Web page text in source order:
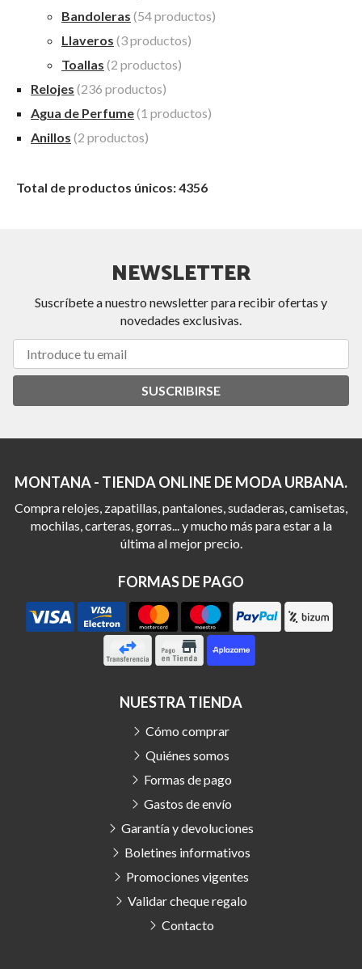
Bandoleras (54 productos)
Llaveros (3 productos)
Toallas (2 productos)
Relojes (236 productos)
Agua de Perfume(1 productos)
Anillos (2 productos)
Total de productos únicos: 4356
NEWSLETTER
Suscríbete a nuestro newsletter para recibir ofertas y
novedades exclusivas.
SUSCRIBIRSE
MONTANA - TIENDA ONLINE DE MODA URBANA.
Compra relojes, zapatillas, pantalones, sudaderas, camisetas,
mochilas, carteras, gorras... y mucho más para estar a la
última al mejor precio.
FORMAS DE PAGO
NUESTRA TIENDA
Cómo comprar
Quiénes somos
Formas de pago
Gastos de envío
Garantía y devoluciones
Boletines informativos
Promociones vigentes
Validar cheque regalo
Contacto